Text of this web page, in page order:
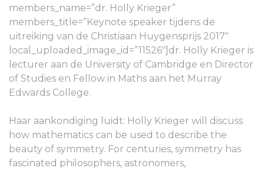
members_name=”dr. Holly Krieger”
members_title=”Keynote speaker tijdens de
uitreiking van de Christiaan Huygensprijs 2017″
local_uploaded_image_id=”11526″]dr. Holly Krieger is
lecturer aan de University of Cambridge en Director
of Studies en Fellow in Maths aan het Murray
Edwards College.
Haar aankondiging luidt: Holly Krieger will discuss
how mathematics can be used to describe the
beauty of symmetry. For centuries, symmetry has
fascinated philosophers, astronomers,